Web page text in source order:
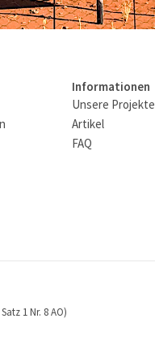
Informationen
Unsere Projekte
Artikel
FAQ
1 Nr. 8 AO)